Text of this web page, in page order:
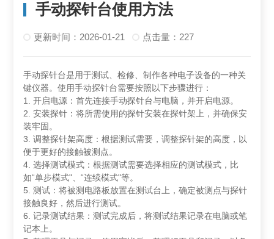
手动探针台使用方法
更新时间：2026-01-21 点击量：227
手动探针台是用于测试、检修、制作各种电子设备的一种关
键仪器。使用手动探针台需要按照以下步骤进行：
1. 开启电源：首先连接手动探针台与电脑，并开启电源。
2. 安装探针：将所需使用的探针安装在探针架上，并确保安
装牢固。
3. 调整探针架高度：根据测试需要，调整探针架的高度，以
便于更好的接触被测点。
4. 选择测试模式：根据测试需要选择相应的测试模式，比
如“单步模式"、“连续模式"等。
5. 测试：将被测电路板放置在测试台上，确定被测点与探针
接触良好，然后进行测试。
6. 记录测试结果：测试完成后，将测试结果记录在电脑或笔
记本上。